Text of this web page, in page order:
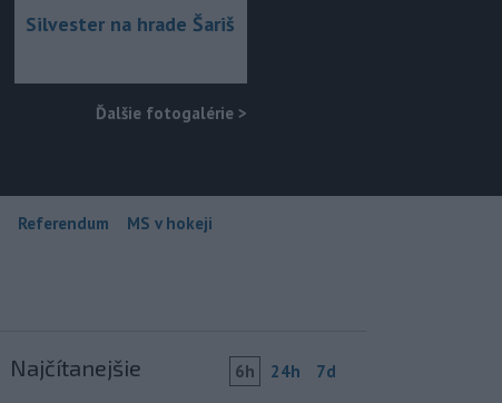
Silvester na hrade Šariš
Ďalšie fotogalérie >
Referendum MS v hokeji
Najčítanejšie 6h 24h 7d